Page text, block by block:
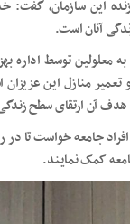
این سازمان،
آنان است.
معلولین توسط اداره
منازل این
آن ارتقای سطح
افراد جامعه خواست تا
کمک نمایند.